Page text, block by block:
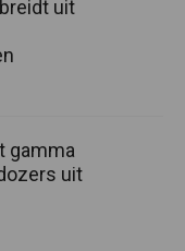
uit
gamma
uit